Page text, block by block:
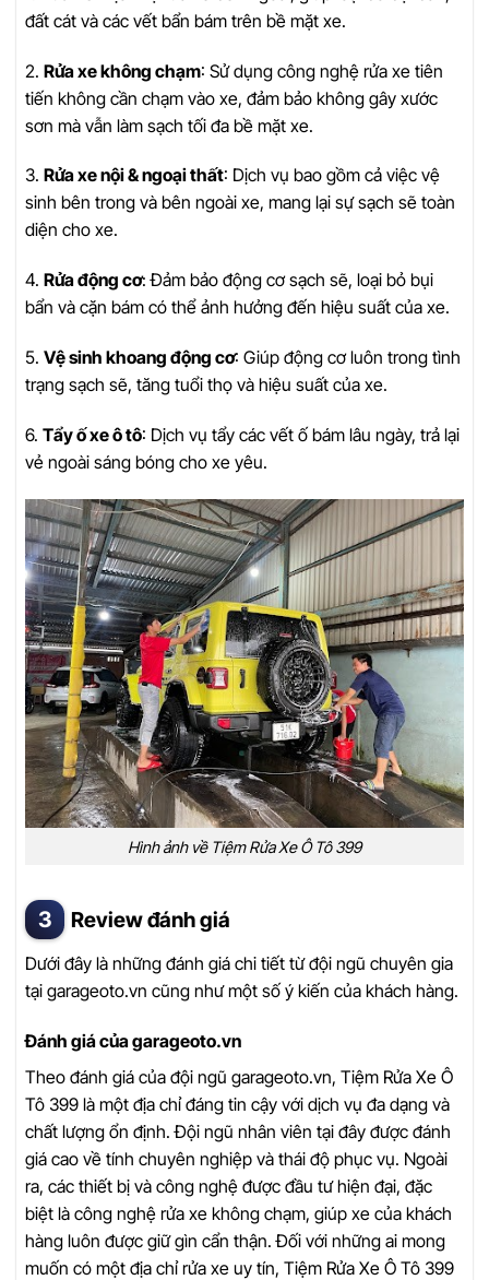
đất cát và các vết bẩn bám trên bề mặt xe.
2. Rửa xe không chạm: Sử dụng công nghệ rửa xe tiên
tiến không cần chạm vào xe, đảm bảo không gây xước
sơn mà vẫn làm sạch tối đa bề mặt xe.
3. Rửa xe nội & ngoại thất: Dịch vụ bao gồm cả việc vệ
sinh bên trong và bên ngoài xe, mang lại sự sạch sẽ toàn
diện cho xe.
4. Rửa động cơ: Đảm bảo động cơ sạch sẽ, loại bỏ bụi
bẩn và cặn bám có thể ảnh hưởng đến hiệu suất của xe.
5. Vệ sinh khoang động cơ: Giúp động cơ luôn trong tình
trạng sạch sẽ, tăng tuổi thọ và hiệu suất của xe.
6. Tẩy ố xe ô tô: Dịch vụ tẩy các vết ố bám lâu ngày, trả lại
vẻ ngoài sáng bóng cho xe yêu.
Hình ảnh về Tiệm Rửa Xe Ô Tô 399
Review đánh giá
Dưới đây là những đánh giá chi tiết từ đội ngũ chuyên gia
tại garageoto.vn cũng như một số ý kiến của khách hàng.
Đánh giá của garageoto.vn
Theo đánh giá của đội ngũ garageoto.vn, Tiệm Rửa Xe Ô
Tô 399 là một địa chỉ đáng tin cậy với dịch vụ đa dạng và
chất lượng ổn định. Đội ngũ nhân viên tại đây được đánh
giá cao về tính chuyên nghiệp và thái độ phục vụ. Ngoài
ra, các thiết bị và công nghệ được đầu tư hiện đại, đặc
biệt là công nghệ rửa xe không chạm, giúp xe của khách
hàng luôn được giữ gìn cẩn thận. Đối với những ai mong
muốn có một địa chỉ rửa xe uy tín, Tiệm Rửa Xe Ô Tô 399